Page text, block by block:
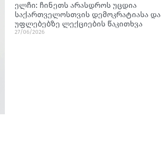
ელჩი: ჩინეთს არასდროს უცდია
საქართველოსთვის დემოკრატიასა და
უფლებებზე ლექციების წაკითხვა
27/06/2026